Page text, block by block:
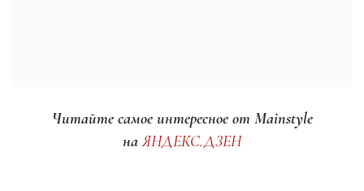
Читайте самое интересное от Mainstyle
наЯНДЕКС.ДЗЕН